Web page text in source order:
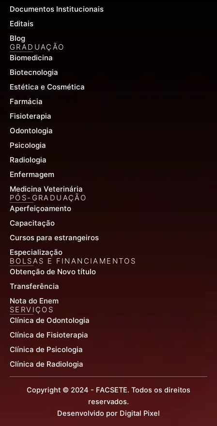
Documentos Institucionais
Editais
Blog
GRADUAÇÃO
Biomedicina
Biotecnologia
Estética e Cosmética
Farmácia
Fisioterapia
Odontologia
Psicologia
Radiologia
Enfermagem
Medicina Veterinária
PÓS-GRADUAÇÃO
Aperfeiçoamento
Capacitação
Cursos para estrangeiros
Especialização
BOLSAS E FINANCIAMENTOS
Obtenção de Novo título
Transferência
Nota do Enem
SERVIÇOS
Clínica de Odontologia
Clínica de Fisioterapia
Clínica de Psicologia
Clínica de Radiologia
Copyright © 2024 - FACSETE. Todos os direitos
reservados.
Desenvolvido por Digital Pixel